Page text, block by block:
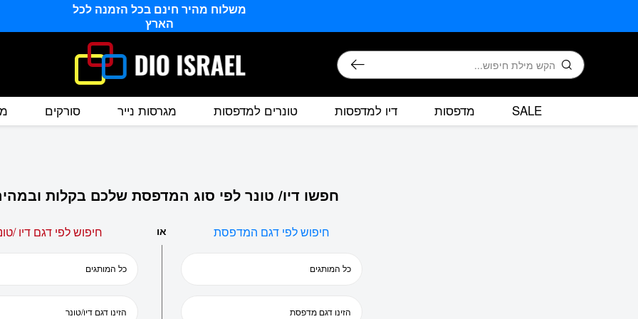
משלוח מהיר חינם בכל הזמנה לכל
הארץ
חיפוש
SALE מדפסות דיו למדפסות טונרים למדפסות מגרסות נייר סורקים
חפשו דיו/ טונר לפי סוג המדפסת שלכם בקלות
חיפוש לפי דגם המדפסת או חיפוש לפי דגם דיו /